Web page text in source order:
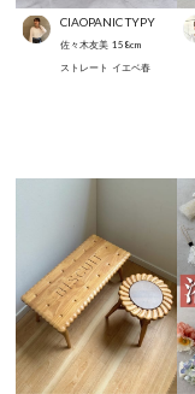
CIAOPANIC TYPY
佐々木友美 158cm
ストレート イエベ春